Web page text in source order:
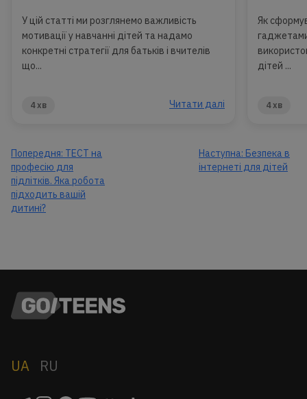
У цій статті ми розглянемо важливість
мотивації у навчанні дітей та надамо
конкретні стратегії для батьків і вчителів
що...
4 хв Читати далі
Як
дітей ...
4 хв
Попередня: ТЕСТ на
професію для
підлітків. Яка робота
підходить вашій
дитині?
Наступна: Безпека в
інтернеті для дітей
UA RU